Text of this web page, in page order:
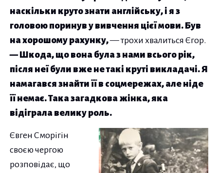
наскільки круто знати англійську, і я з
головою поринув у вивчення цієї мови. Був
на хорошому рахунку,— трохи хвалиться Єгор.
— Шкода, що вона була з нами всього рік,
після неї були вже не такі круті викладачі. Я
намагався знайти її в соцмережах, але ніде
її немає. Така загадкова жінка, яка
відіграла велику роль.
Євген Сморігін
своєю чергою
розповідає, що